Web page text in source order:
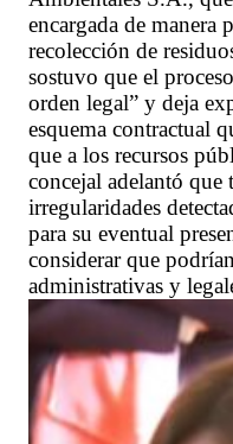
encargada de manera
recolección de
sostuvo que el
orden legal” y deja
esquema contractual
que a los recursos
concejal adelantó
irregularidades
para su eventual
considerar que
administrativas y